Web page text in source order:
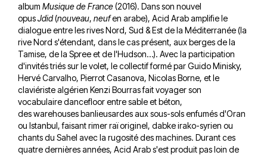
album Musique de France(2016). Dans son nouvel
opusJdid(nouveau, neufen arabe), Acid Arab amplifie le
dialogue entre les rives Nord, Sud & Est de la Méditerranée (la
rive Nord s'étendant, dans le cas présent, aux berges de la
Tamise, de la Spree et de l'Hudson…). Avec la participation
d'invités triés sur le volet, le collectif formé par Guido Minisky,
Hervé Carvalho, Pierrot Casanova, Nicolas Borne, et le
claviériste algérien Kenzi Bourras fait voyager son
vocabulaire dancefloor entre sable et béton,
des warehouses banlieusardes aux sous-sols enfumés d'Oran
ou Istanbul, faisant rimer raï originel, dabke irako-syrien ou
chants du Sahel avec la rugosité des machines. Durant ces
quatre dernières années, Acid Arab s'est produit pas loin de